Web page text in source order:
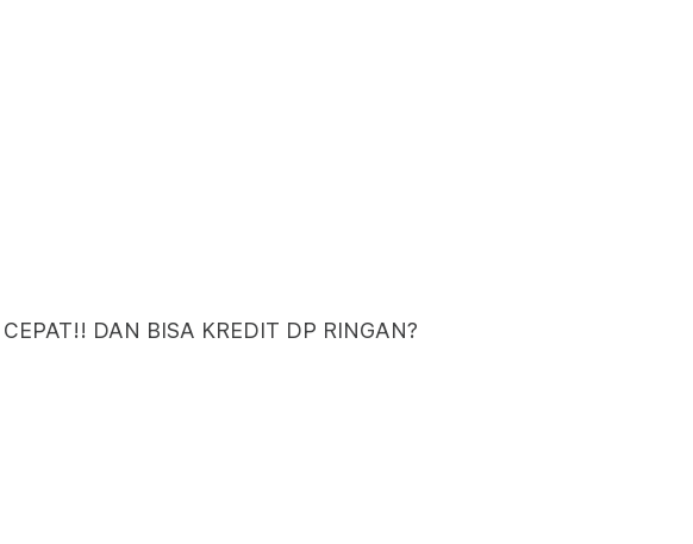
DAN BISA KREDIT DP RINGAN?